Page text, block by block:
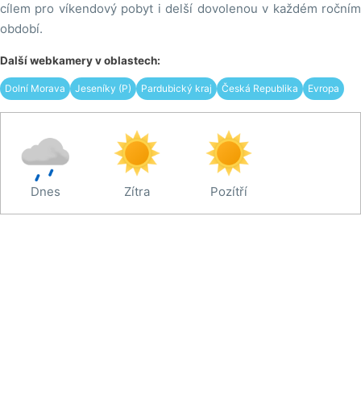
cílem pro víkendový pobyt i delší dovolenou v každém ročním
období.
Další webkamery v oblastech:
Dolní Morava Jeseníky (P) Pardubický kraj Česká Republika Evropa
Dnes Zítra Pozítří